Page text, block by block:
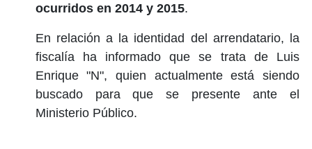
ocurridos en 2014 y 2015.
En relación a la identidad del arrendatario, la
fiscalía ha informado que se trata de Luis
Enrique "N", quien actualmente está siendo
buscado para que se presente ante el
Ministerio Público.